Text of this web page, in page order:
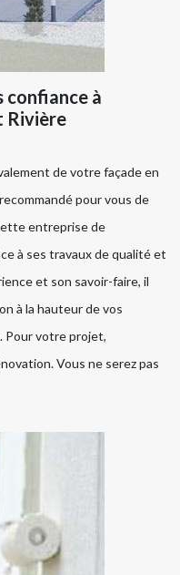
confiance à
Rivière
de votre façade en
pour vous de
entreprise de
à ses travaux de qualité et
et son savoir-faire, il
à la hauteur de vos
Pour votre projet,
Vous ne serez pas